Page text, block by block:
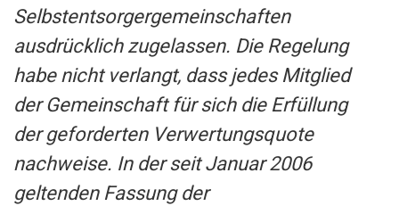
Selbstentsorgergemeinschaften
ausdrücklich zugelassen. Die Regelung
habe nicht verlangt, dass jedes Mitglied
der Gemeinschaft für sich die Erfüllung
der geforderten Verwertungsquote
nachweise. In der seit Januar 2006
geltenden Fassung der